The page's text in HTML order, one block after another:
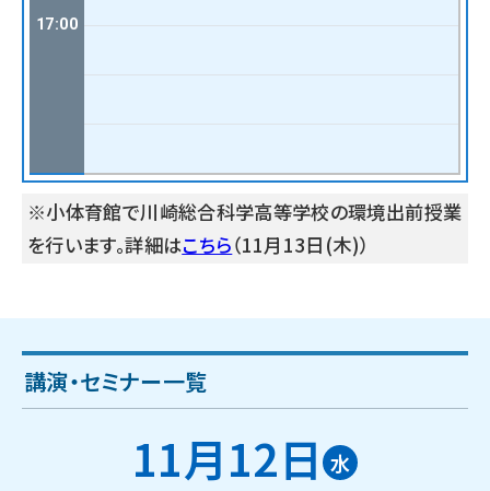
17:00
※小体育館で川崎総合科学高等学校の環境出前授業
を行います。詳細はこちら（11月13日(木)）
講演・セミナー一覧
11月12日 水